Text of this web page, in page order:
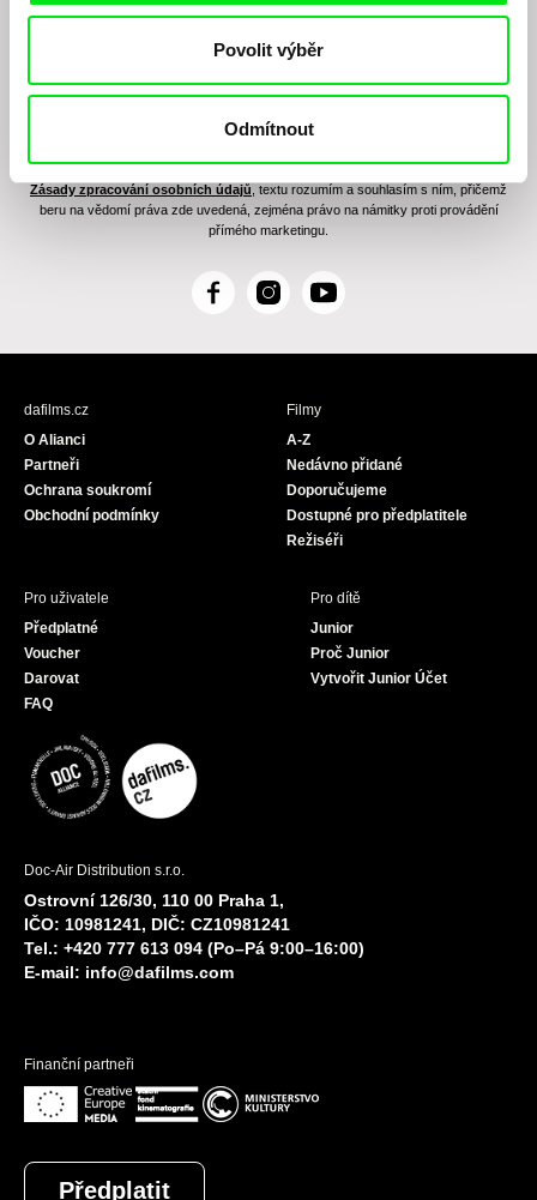
Povolit výběr
Odmítnout
Odesláním registrace k Newsletteru souhlasím se zasíláním obchodních sdělení
zasílání Newsletteru Doc-Air Distribution s.r.o. a potvrzuji, že jsem si přečetl(a)
Zásady zpracování osobních údajů , textu rozumím a souhlasím s ním, přičemž
beru na vědomí práva zde uvedená, zejména právo na námitky proti provádění
přímého marketingu.
F
c
I
s
Y
u
dafilms.cz
O Alianci
Partneři
Ochrana soukromí
Obchodní podmínky
Filmy
A-Z
Nedávno přidané
Doporučujeme
Dostupné pro předplatitele
Režiséři
Pro uživatele
Předplatné
Voucher
Darovat
FAQ
Pro dítě
Junior
Proč Junior
Vytvořit Junior Účet
Doc-Air Distribution s.r.o.
Ostrovní 126/30, 110 00 Praha 1,
IČO: 10981241, DIČ: CZ10981241
Tel.: +420 777 613 094 (Po–Pá 9:00–16:00)
E-mail: info@dafilms.com
Finanční partneři
Předplatit